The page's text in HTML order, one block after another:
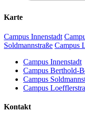
Karte
Campus Innenstadt
Soldmannstraße Campus
Campus Innenstadt
Campus Berthold-
Campus
Campus
Kontakt